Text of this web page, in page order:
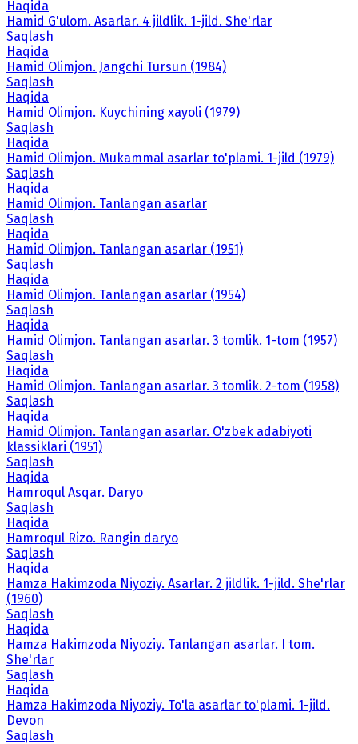
Haqida
Hamid G'ulom. Asarlar. 4 jildlik. 1-jild. She'rlar
Saqlash
Haqida
Hamid Olimjon. Jangchi Tursun (1984)
Saqlash
Haqida
Hamid Olimjon. Kuychining xayoli (1979)
Saqlash
Haqida
Hamid Olimjon. Mukammal asarlar to'plami. 1-jild (1979)
Saqlash
Haqida
Hamid Olimjon. Tanlangan asarlar
Saqlash
Haqida
Hamid Olimjon. Tanlangan asarlar (1951)
Saqlash
Haqida
Hamid Olimjon. Tanlangan asarlar (1954)
Saqlash
Haqida
Hamid Olimjon. Tanlangan asarlar. 3 tomlik. 1-tom (1957)
Saqlash
Haqida
Hamid Olimjon. Tanlangan asarlar. 3 tomlik. 2-tom (1958)
Saqlash
Haqida
Hamid Olimjon. Tanlangan asarlar. O'zbek adabiyoti
klassiklari (1951)
Saqlash
Haqida
Hamroqul Asqar. Daryo
Saqlash
Haqida
Hamroqul Rizo. Rangin daryo
Saqlash
Haqida
Hamza Hakimzoda Niyoziy. Asarlar. 2 jildlik. 1-jild. She'rlar
(1960)
Saqlash
Haqida
Hamza Hakimzoda Niyoziy. Tanlangan asarlar. I tom.
She'rlar
Saqlash
Haqida
Hamza Hakimzoda Niyoziy. To'la asarlar to'plami. 1-jild.
Devon
Saqlash